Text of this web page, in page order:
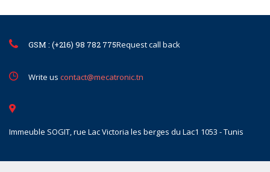
GSM : (+216) 98 782 775Request call back
Write us contact@mecatronic.tn
Immeuble SOGIT, rue Lac Victoria les berges du Lac1 1053 - Tunis